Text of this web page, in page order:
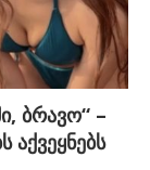
ბრავო“ –